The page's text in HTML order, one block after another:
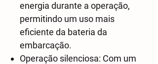
energia durante a operação,
permitindo um uso mais
eficiente da bateria da
embarcação.
Operação silenciosa: Com um